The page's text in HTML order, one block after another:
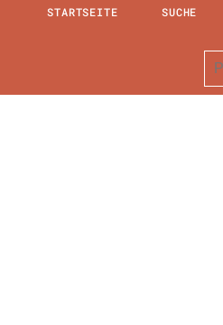
STARTSEITE SUCHE